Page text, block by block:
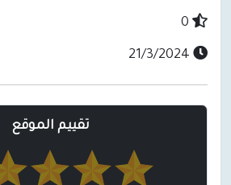
تقييم الموقع